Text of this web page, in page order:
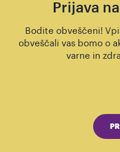
Prijava
Bodite obveščeni!
obveščali vas bomo o
varne in